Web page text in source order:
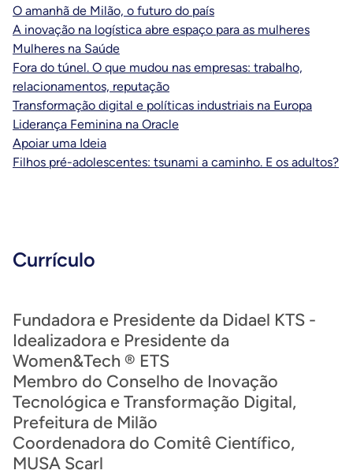
O amanhã de Milão, o futuro do país
A inovação na logística abre espaço para as mulheres
Mulheres na Saúde
Fora do túnel. O que mudou nas empresas: trabalho,
relacionamentos, reputação
Transformação digital e políticas industriais na Europa
Liderança Feminina na Oracle
Apoiar uma Ideia
Filhos pré-adolescentes: tsunami a caminho. E os adultos?
Currículo
Fundadora e Presidente da Didael KTS -
Idealizadora e Presidente da
Women&Tech ® ETS
Membro do Conselho de Inovação
Tecnológica e Transformação Digital,
Prefeitura de Milão
Coordenadora do Comitê Científico,
MUSA Scarl